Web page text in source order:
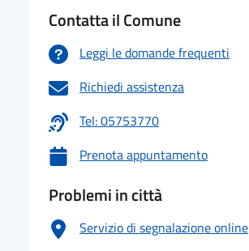
Contatta il Comune
Leggi le domande frequenti
Richiedi assistenza
Tel: 05753770
Prenota appuntamento
Problemi in città
Servizio di segnalazione online